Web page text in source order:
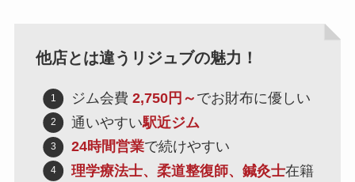
他店とは違うリジュブの魅力！
ジム会費 2,750円～ でお財布に優しい
通いやすい駅近ジム
24時間営業で続けやすい
理学療法士、柔道整復師、鍼灸士在籍